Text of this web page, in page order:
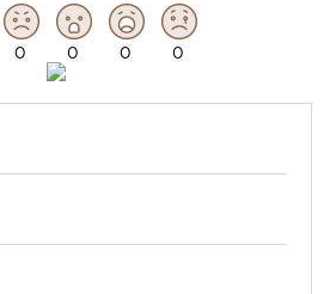
0 0 0 0